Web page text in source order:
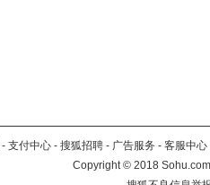
- 支付中心 - 搜狐招聘 - 广告服务 - 客服中心
Copyright©2018